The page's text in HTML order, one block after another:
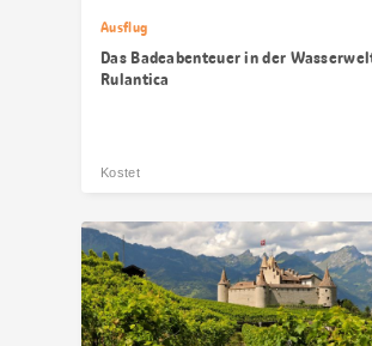
Ausflug
Das Badeabenteuer in der
Rulantica
Kostet